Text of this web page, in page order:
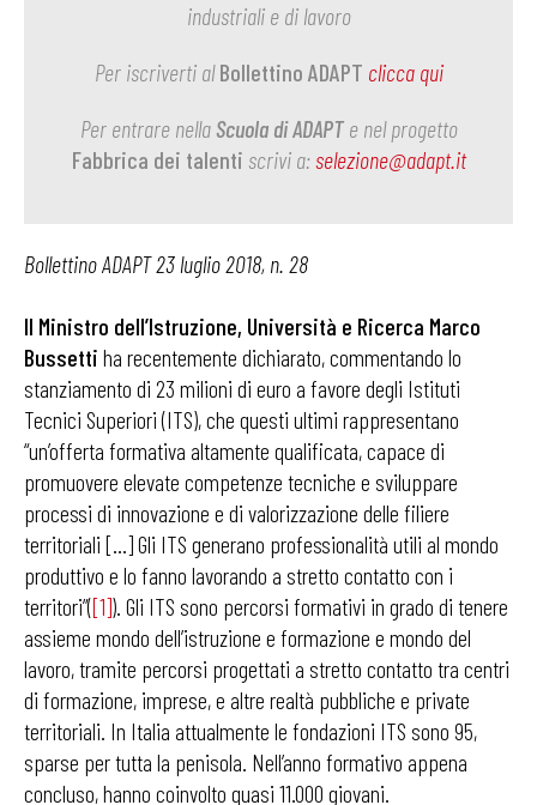
industriali e di lavoro
Per iscriverti alBollettino ADAPT clicca qui
Per entrare nella Scuola di ADAPTe nel progetto
Fabbrica dei talenti scrivi a:selezione@adapt.it
Bollettino ADAPT 23 luglio 2018, n. 28
Il Ministro dell’Istruzione, Università e Ricerca Marco
Bussetti ha recentemente dichiarato, commentando lo
stanziamento di 23 milioni di euro a favore degli Istituti
Tecnici Superiori (ITS), che questi ultimi rappresentano
“un’offerta formativa altamente qualificata, capace di
promuovere elevate competenze tecniche e sviluppare
processi di innovazione e di valorizzazione delle filiere
territoriali […] Gli ITS generano professionalità utili al mondo
produttivo e lo fanno lavorando a stretto contatto con i
territori”([1]). Gli ITS sono percorsi formativi in grado di tenere
assieme mondo dell’istruzione e formazione e mondo del
lavoro, tramite percorsi progettati a stretto contatto tra centri
di formazione, imprese, e altre realtà pubbliche e private
territoriali. In Italia attualmente le fondazioni ITS sono 95,
sparse per tutta la penisola. Nell’anno formativo appena
concluso, hanno coinvolto quasi 11.000 giovani.